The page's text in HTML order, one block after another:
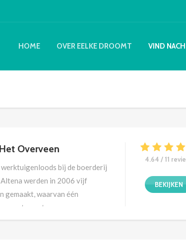
HOME OVER EELKE DROOMT VIND
Overveen
werktuigenloods bij de boerderij
werden in 2006 vijf
gemaakt, waarvan één
In 2016 opende zij de
4.64 / 11
BEKIJKEN